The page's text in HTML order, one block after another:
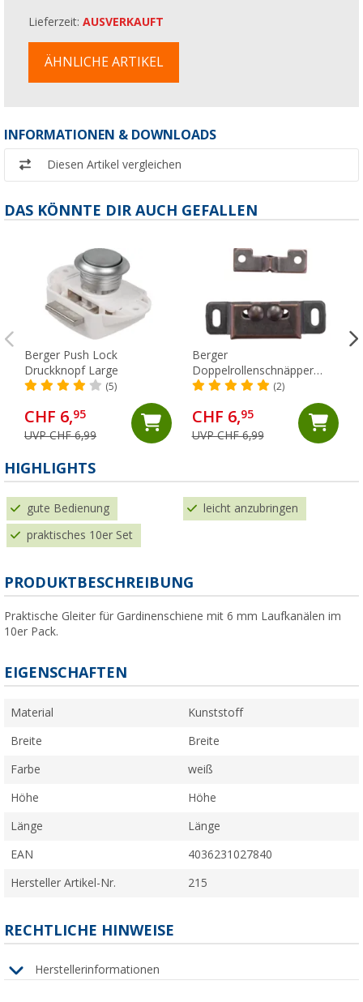
Lieferzeit: AUSVERKAUFT
ÄHNLICHE ARTIKEL
INFORMATIONEN & DOWNLOADS
Diesen Artikel vergleichen
DAS KÖNNTE DIR AUCH GEFALLEN
Berger Push Lock
Druckknopf Large
(5)
CHF 6,95
UVP CHF 6,99
Berger
Doppelrollenschnäpper
Metall mit Gegenstück
(2)
CHF 6,95
UVP CHF 6,99
HIGHLIGHTS
gute Bedienung leicht anzubringen
praktisches 10er Set
PRODUKTBESCHREIBUNG
Praktische Gleiter für Gardinenschiene mit 6 mm Laufkanälen im
10er Pack.
EIGENSCHAFTEN
Material Kunststoff
Breite Breite
Farbe weiß
Höhe Höhe
Länge Länge
EAN 4036231027840
Hersteller Artikel-Nr. 215
RECHTLICHE HINWEISE
Herstellerinformationen